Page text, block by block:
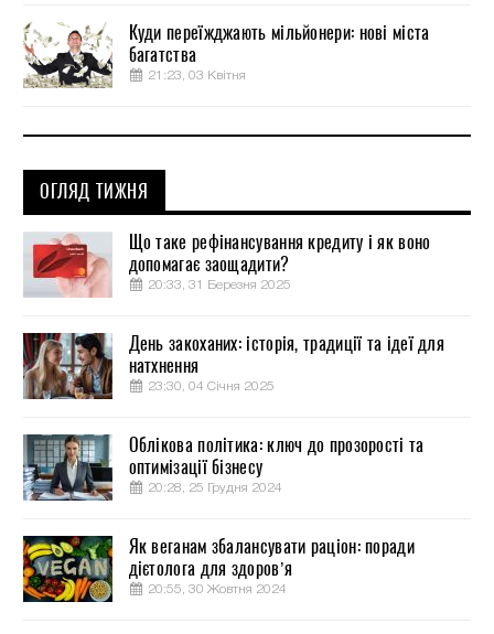
Куди переїжджають мільйонери: нові міста
багатства
21:23, 03 Квітня
ОГЛЯД ТИЖНЯ
Що таке рефінансування кредиту і як воно
допомагає заощадити?
20:33, 31 Березня 2025
День закоханих: історія, традиції та ідеї для
натхнення
23:30, 04 Січня 2025
Облікова політика: ключ до прозорості та
оптимізації бізнесу
20:28, 25 Грудня 2024
Як веганам збалансувати раціон: поради
дієтолога для здоров’я
20:55, 30 Жовтня 2024